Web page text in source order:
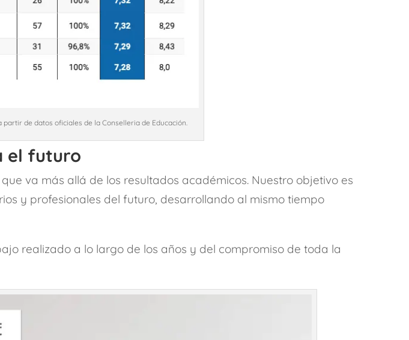
de datos oficiales de la Conselleria de Educación.
el futuro
va más allá de los resultados académicos. Nuestro objetivo es
y profesionales del futuro, desarrollando al mismo tiempo
realizado a lo largo de los años y del compromiso de toda la